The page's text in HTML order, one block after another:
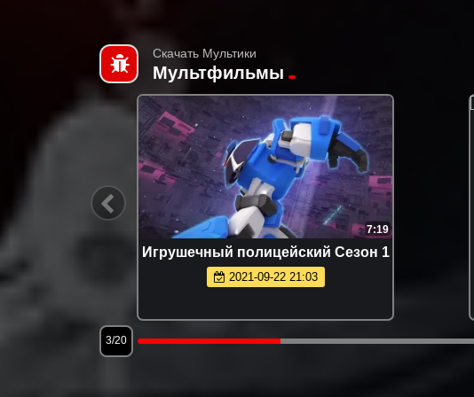
Скачать Мультики
Мультфильмы
7:19
Игрушечный полицейский Сезон 1
2021-09-22 21:03
3/20